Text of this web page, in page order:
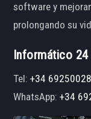
software y
prolongando su
Informático
Tel:+34
WhatsApp:+34